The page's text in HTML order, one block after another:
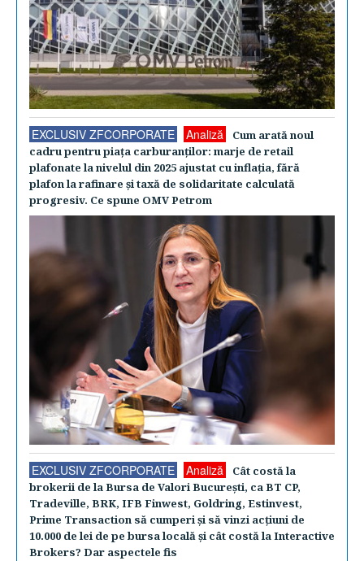
EXCLUSIV ZFCORPORATE Analiză
Cum arată noul
cadru pentru piaţa carburanţilor: marje de retail
plafonate la nivelul din 2025 ajustat cu inflaţia, fără
plafon la rafinare şi taxă de solidaritate calculată
progresiv. Ce spune OMV Petrom
EXCLUSIV ZFCORPORATE Analiză
Cât costă la
brokerii de la Bursa de Valori Bucureşti, ca BT CP,
Tradeville, BRK, IFB Finwest, Goldring, Estinvest,
Prime Transaction să cumperi şi să vinzi acţiuni de
10.000 de lei de pe bursa locală şi cât costă la Interactive
Brokers? Dar aspectele fis